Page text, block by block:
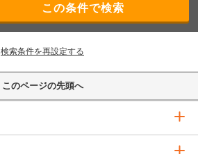
検索条件を再設定する
このページの先頭へ